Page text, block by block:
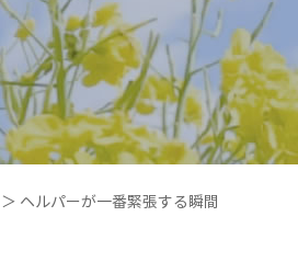
ヘルパーが一番緊張する瞬間